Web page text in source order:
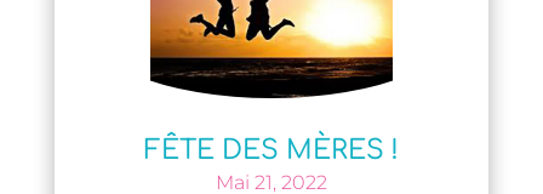
FÊTE DES MÈRES !
Mai 21, 2022